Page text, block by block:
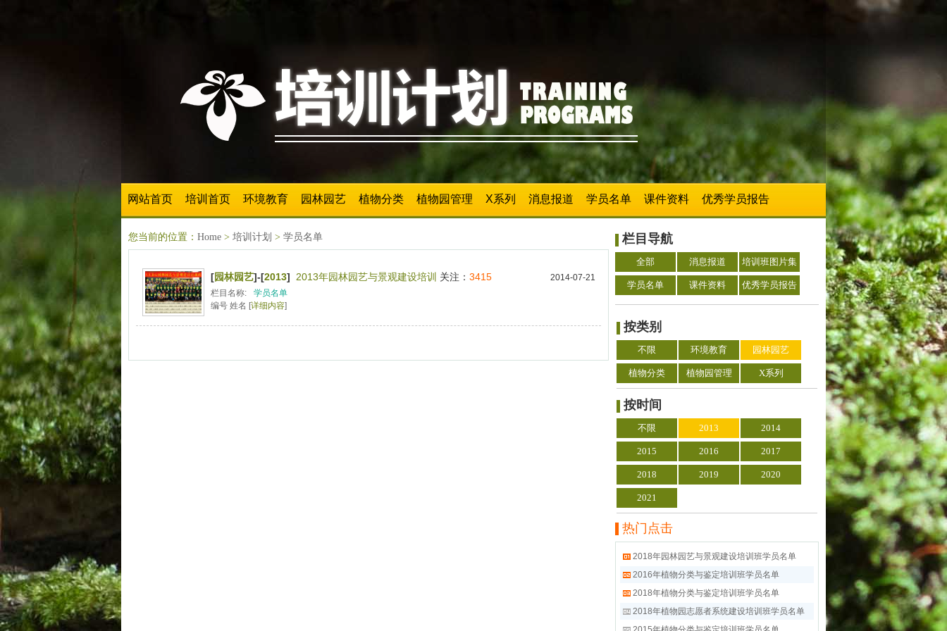
网站首页 培训首页 环境教育 园林园艺 植物分类 植物园管理 X系列 消息报道 学员名单 课件资料 优秀学员报告
您当前的位置： Home > 培训计划 > 学员名单
[园林园艺]-[2013] 2013年园林园艺与景观建设培训 关注： 3415
2014-07-21
栏目名称:
学员名单
编号 姓名 [详细内容]
栏目导航
全部 消息报道 培训班图片集
学员名单 课件资料 优秀学员报告
按类别
不限 环境教育 园林园艺
植物分类 植物园管理 X系列
按时间
不限 2013 2014
2015 2016 2017
2018 2019 2020
2021
热门点击
2018年园林园艺与景观建设培训班学员名单
2016年植物分类与鉴定培训班学员名单
2018年植物分类与鉴定培训班学员名单
2018年植物园志愿者系统建设培训班学员名单